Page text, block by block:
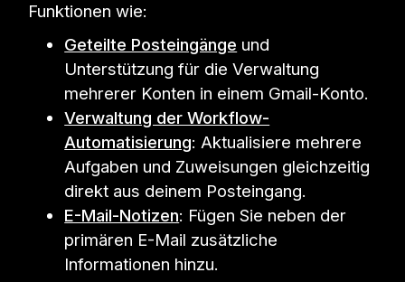
Funktionen wie:
Geteilte Posteingänge und
Unterstützung für die Verwaltung
mehrerer Konten in einem Gmail-Konto.
Verwaltung der Workflow-
Automatisierung: Aktualisiere mehrere
Aufgaben und Zuweisungen gleichzeitig
direkt aus deinem Posteingang.
E-Mail-Notizen: Fügen Sie neben der
primären E-Mail zusätzliche
Informationen hinzu.